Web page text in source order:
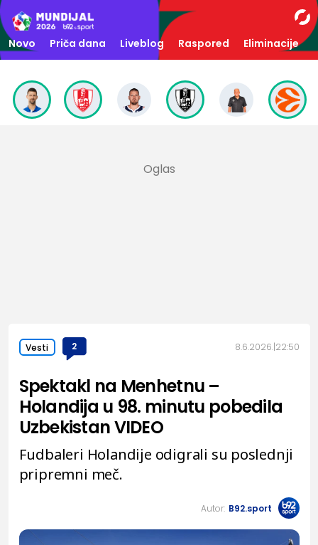
Novo Priča dana Liveblog Raspored Eliminacije
Vesti 2 8.6.2026. 22:50
Spektakl na Menhetnu –
Holandija u 98. minutu pobedila
Uzbekistan VIDEO
Fudbaleri Holandije odigrali su poslednji
pripremni meč.
Autor: B92.sport